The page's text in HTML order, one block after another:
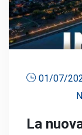
01/07/
La